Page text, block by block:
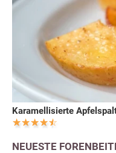
Karamellisierte
NEUESTE